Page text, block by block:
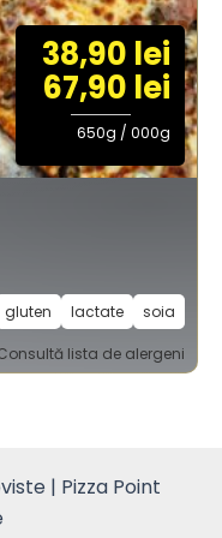
38,90 lei
67,90 lei
650g / 000g
gluten lactate soia
lista de alergeni
| Pizza Point